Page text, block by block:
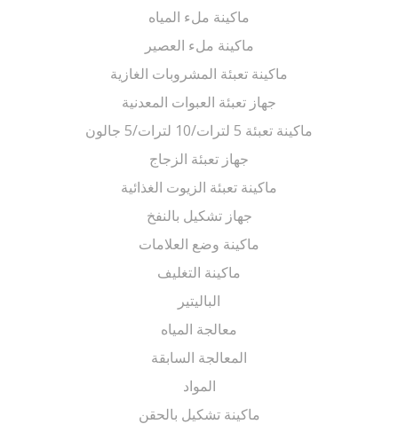
ماكينة ملء المياه
ماكينة ملء العصير
ماكينة تعبئة المشروبات الغازية
جهاز تعبئة العبوات المعدنية
ماكينة تعبئة 5 لترات/10 لترات/5 جالون
جهاز تعبئة الزجاج
ماكينة تعبئة الزيوت الغذائية
جهاز تشكيل بالنفخ
ماكينة وضع العلامات
ماكينة التغليف
الباليتير
معالجة المياه
المعالجة السابقة
ماكينة تشكيل بالحقن